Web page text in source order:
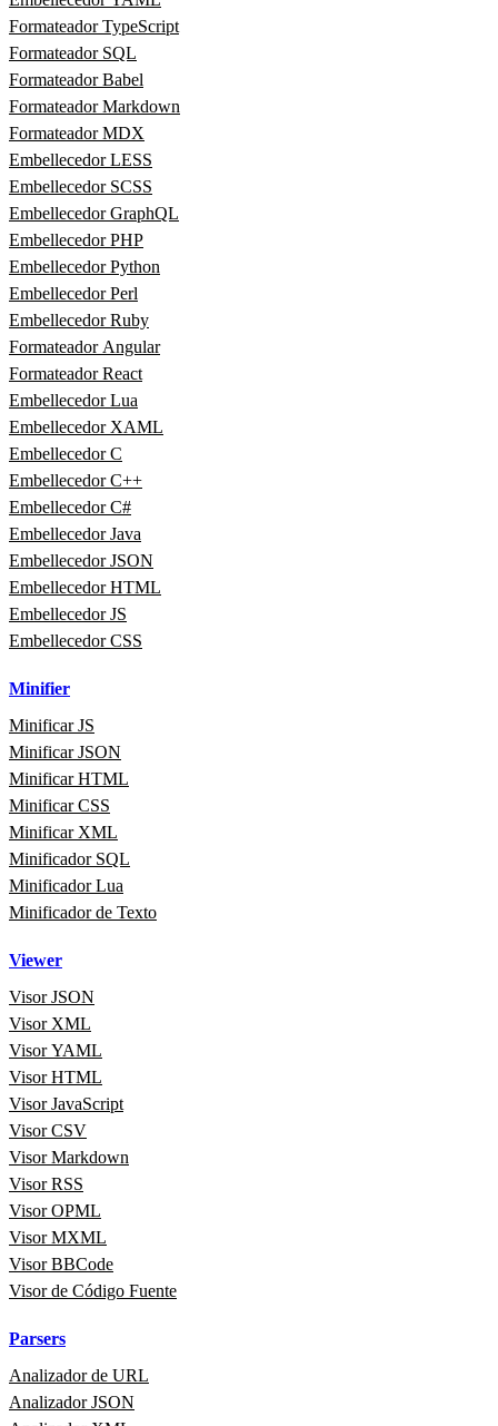
Formateador TypeScript
Formateador SQL
Formateador Babel
Formateador Markdown
Formateador MDX
Embellecedor LESS
Embellecedor SCSS
Embellecedor GraphQL
Embellecedor PHP
Embellecedor Python
Embellecedor Perl
Embellecedor Ruby
Formateador Angular
Formateador React
Embellecedor Lua
Embellecedor XAML
Embellecedor C
Embellecedor C++
Embellecedor C#
Embellecedor Java
Embellecedor JSON
Embellecedor HTML
Embellecedor JS
Embellecedor CSS
Minifier
Minificar JS
Minificar JSON
Minificar HTML
Minificar CSS
Minificar XML
Minificador SQL
Minificador Lua
Minificador de Texto
Viewer
Visor JSON
Visor XML
Visor YAML
Visor HTML
Visor JavaScript
Visor CSV
Visor Markdown
Visor RSS
Visor OPML
Visor MXML
Visor BBCode
Visor de Código Fuente
Parsers
Analizador de URL
Analizador JSON